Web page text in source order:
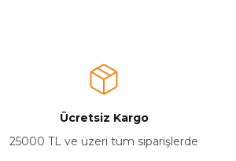
Ücretsiz Kargo
25000 TL ve üzeri tüm siparişlerde